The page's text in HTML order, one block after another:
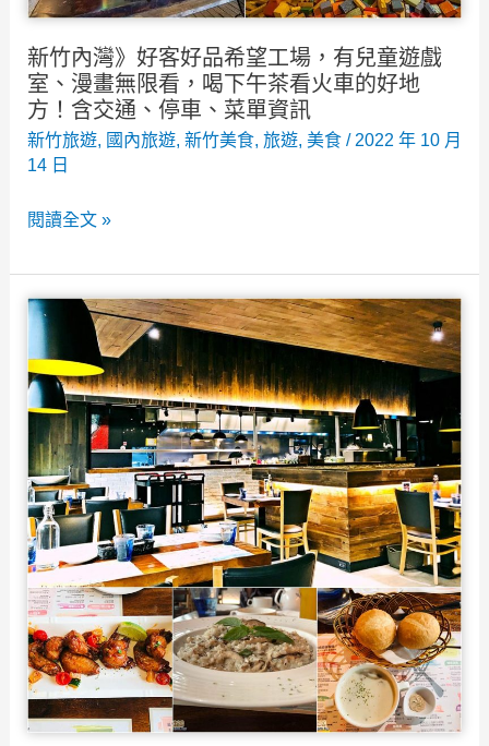
食、
溜
小
孩
的
好
處！
單/
交
通/
仙
草
凍
體
還
有
黑
膠
片
展
覽
室
可
參
觀！
新竹內灣》好客好品希望工場，有兒童遊戲
室、漫畫無限看，喝下午茶看火車的好地
方！含交通、停車、菜單資訊
新竹旅遊, 國內旅遊, 新竹美食, 旅遊, 美食/ 2022 年 10 月
14 日
新
灣》
客
好
品
希
望
工
場，
有
兒
童
遊
戲
閱讀全文 »